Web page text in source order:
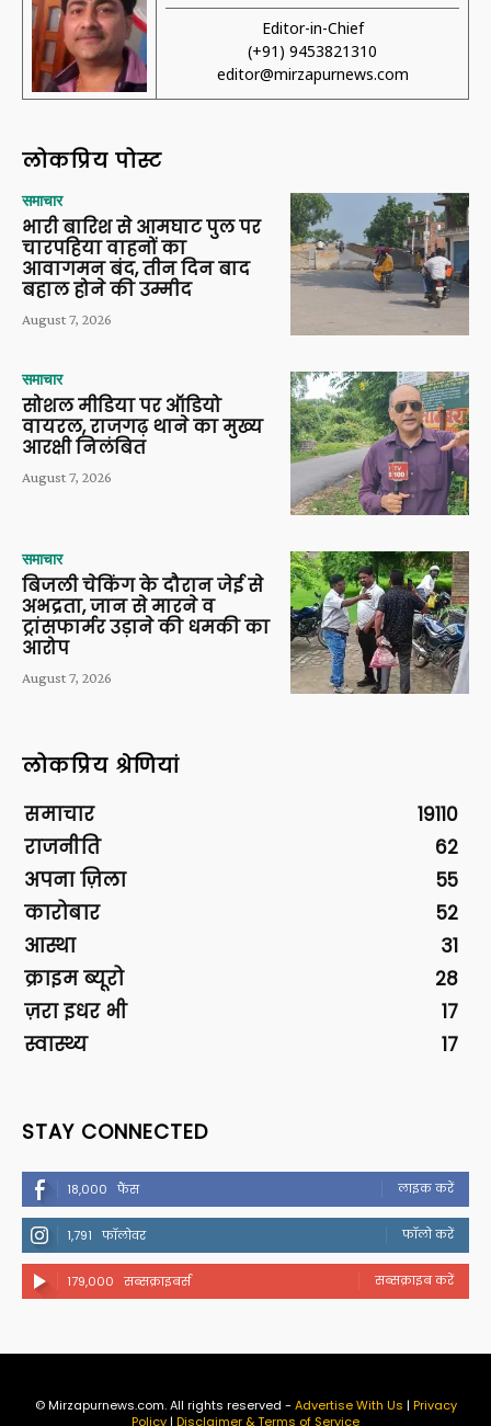
Editor-in-Chief
(+91) 9453821310
editor@mirzapurnews.com
लोकप्रिय पोस्ट
समाचार
भारी बारिश से आमघाट पुल पर
चारपहिया वाहनों का
आवागमन बंद, तीन दिन बाद
बहाल होने की उम्मीद
August 7, 2026
समाचार
सोशल मीडिया पर ऑडियो
वायरल, राजगढ़ थाने का मुख्य
आरक्षी निलंबित
August 7, 2026
समाचार
बिजली चेकिंग के दौरान जेई से
अभद्रता, जान से मारने व
ट्रांसफार्मर उड़ाने की धमकी का
आरोप
August 7, 2026
लोकप्रिय श्रेणियां
समाचार
19110
राजनीति
62
अपना ज़िला
55
कारोबार
52
आस्था
31
क्राइम ब्यूरो
28
ज़रा इधर भी
17
स्वास्थ्य
17
STAY CONNECTED
18,000 फैंस लाइक करें
1,791 फॉलोवर फॉलो करें
179,000 सब्सक्राइबर्स सब्सक्राइब करें
© Mirzapurnews.com. All rights reserved - Advertise With Us | Privacy
Policy| Disclaimer & Terms of Service